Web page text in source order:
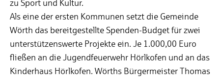
zu Sport und Kultur.
Als eine der ersten Kommunen setzt die Gemeinde
Wörth das bereitgestellte Spenden-Budget für zwei
unterstützenswerte Projekte ein. Je 1.000,00 Euro
fließen an die Jugendfeuerwehr Hörlkofen und an das
Kinderhaus Hörlkofen. Wörths Bürgermeister Thomas